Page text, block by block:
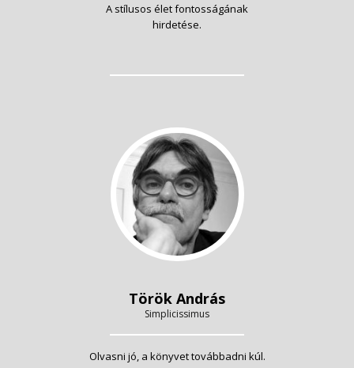
A stílusos élet fontosságának
hirdetése.
Török András
Simplicissimus
Olvasni jó, a könyvet továbbadni kúl.